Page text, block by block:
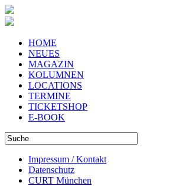
HOME
NEUES
MAGAZIN
KOLUMNEN
LOCATIONS
TERMINE
TICKETSHOP
E-BOOK
Impressum / Kontakt
Datenschutz
CURT München